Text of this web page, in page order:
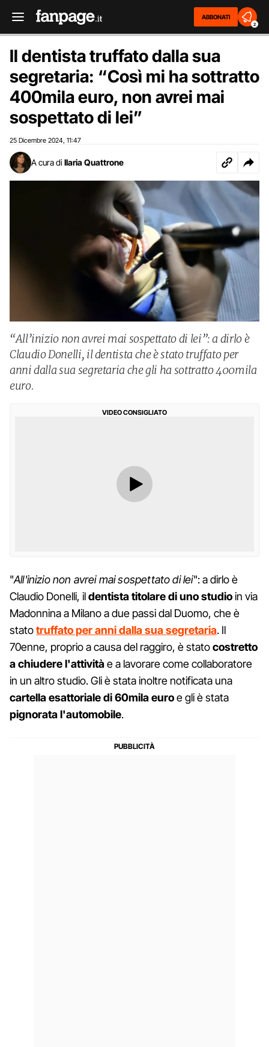
ABBONATI
2
Il dentista truffato dalla sua
segretaria: “Così mi ha sottratto
400mila euro, non avrei mai
sospettato di lei”
25 Dicembre 2024 11:47
A cura di Ilaria Quattrone
“All’inizio non avrei mai sospettato di lei”: a dirlo è
Claudio Donelli, il dentista che è stato truffato per
anni dalla sua segretaria che gli ha sottratto 400mila
euro.
VIDEO CONSIGLIATO
"All'inizio non avrei mai sospettato di lei": a dirlo è
Claudio Donelli, ildentista titolare di uno studioin via
Madonnina a Milano a due passi dal Duomo, che è
statotruffato per anni dalla sua segretaria. Il
70enne, proprio a causa del raggiro, è statocostretto
a chiudere l'attivitàe a lavorare come collaboratore
in un altro studio. Gli è stata inoltre notificata una
cartella esattoriale di 60mila euroe gli è stata
pignorata l'automobile.